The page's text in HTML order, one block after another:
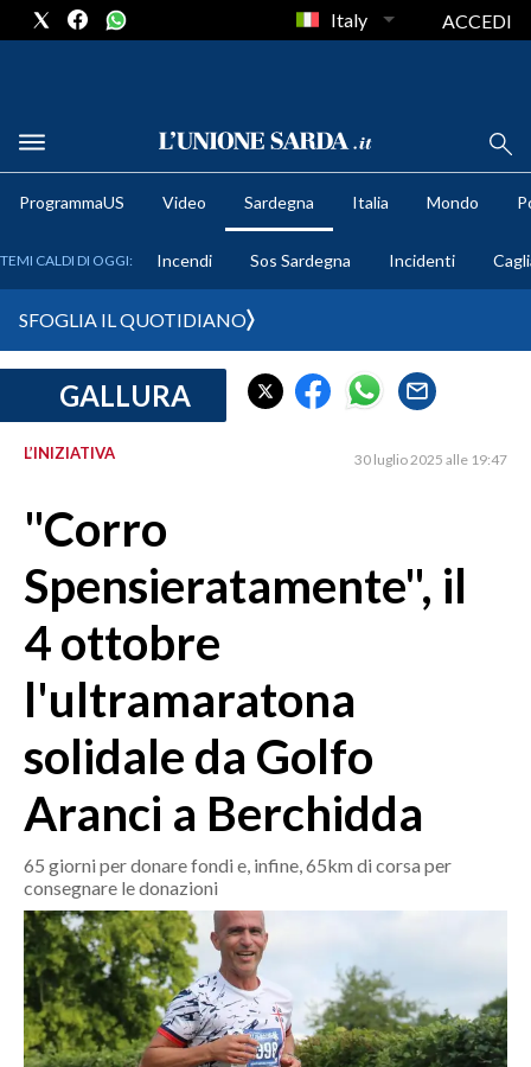
METEO
CRONACA SARDEGNA
MEDIO CAMPIDANO
ORISTANO E PROVINCIA
SASSARI E PROVINCIA
GALLURA
NUORO E PROVINCIA
OGLIASTRA
AGENDA
CRONACA
MONDO
POLITICA
ECONOMIA
SERVIZI ALLE IMPRESE
Italy ACCEDI
ProgrammaUS Video Sardegna Italia Mondo
TEMI CALDI DI OGGI: Incendi Sos Sardegna Incidenti
SFOGLIA IL QUOTIDIANO
GALLURA
L’INIZIATIVA 30 luglio 2025 alle 19:47
"Corro
Spensieratamente", il
4 ottobre
l'ultramaratona
solidale da Golfo
Aranci a Berchidda
65 giorni per donare fondi e, infine, 65km di corsa per
consegnare le donazioni